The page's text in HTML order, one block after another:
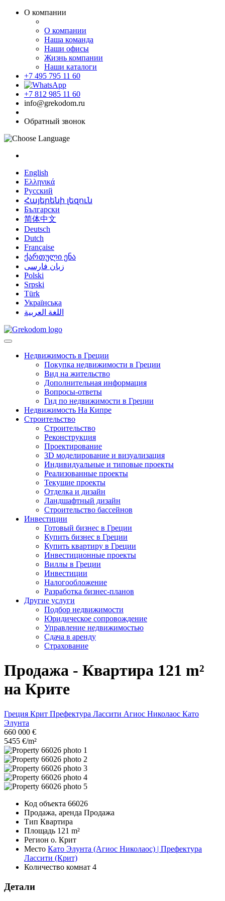
О компании
О компании
Наша команда
Наши офисы
Жизнь компании
Наши каталоги
+7 495 795 11 60
+7 812 985 11 60
info@grekodom.ru
Обратный звонок
English
Ελληνικά
Русский
Հայերենի լեզուն
Български
简体中文
Deutsch
Dutch
Française
ქართული ენა
زبان فارسی
Polski
Srpski
Türk
Українська
اللغة العربية
Недвижимость в Греции
Покупка недвижимости в Греции
Вид на жительство
Дополнительная информация
Вопросы-ответы
Гид по недвижимости в Греции
Недвижимость На Кипре
Строительство
Строительство
Реконструкция
Проектирование
3D моделирование и визуализация
Индивидуальные и типовые проекты
Реализованные проекты
Текущие проекты
Отделка и дизайн
Ландшафтный дизайн
Строительство бассейнов
Инвестиции
Готовый бизнес в Греции
Купить бизнес в Греции
Купить квартиру в Греции
Инвестиционные проекты
Виллы в Греции
Инвестиции
Налогообложение
Разработка бизнес-планов
Другие услуги
Подбор недвижимости
Юридическое сопровождение
Управление недвижимостью
Сдача в аренду
Страхование
Продажа - Квартира 121 m²
на Крите
Греция Крит Префектура Лассити Агиос Николаос Като
Элунта
660 000 €
5455 €/m²
Код объекта 66026
Продажа, аренда Продажа
Тип Квартира
Площадь 121 m²
Регион о. Крит
Место Като Элунта (Агиос Николаос) | Префектура
Лассити (Крит)
Количество комнат 4
Детали